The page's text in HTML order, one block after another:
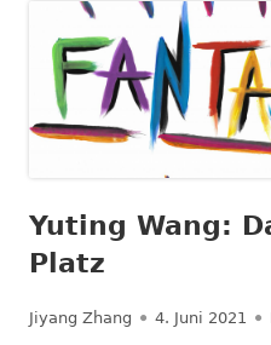
Yuting Wang:
Platz
Autor
Jiyang Zhang Veröffentlicht
4. Juni 2021